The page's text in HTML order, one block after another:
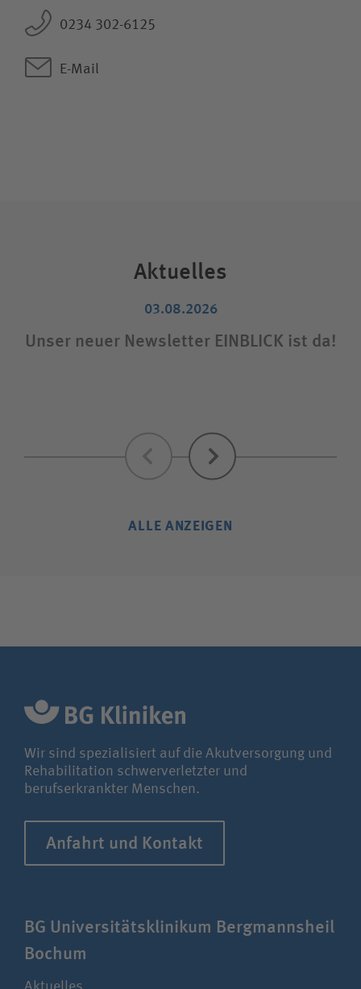
0234 302-6125
E-Mail
Aktuelles
03.08.2026
Unser neuer Newsletter EINBLICK ist da!
Zurück Weiter
ALLE ANZEIGEN
Wir sind spezialisiert auf die Akutversorgung und
Rehabilitation schwerverletzter und
berufserkrankter Menschen.
Anfahrt und Kontakt
BG Uni­ver­si­täts­klinikum Berg­manns­heil
Bochum